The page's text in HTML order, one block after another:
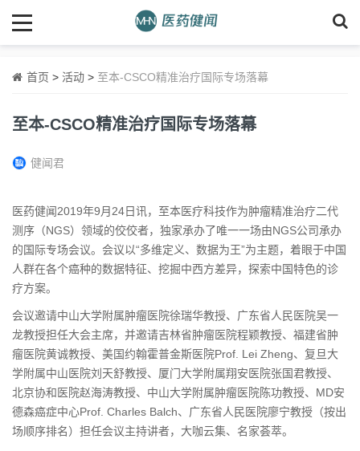
首页 > 活动 > 至本-CSCO精准治疗国际专场落幕
至本-CSCO精准治疗国际专场落幕
健闻君
医药健闻2019年9月24日讯，至本医疗科技作为肿瘤精准治疗二代
测序（NGS）领域的佼佼者，独家承办了唯一一场由NGS公司承办
的国际专场会议。会议以“多维定义、数据为王”为主题，着眼于中国
人群在各个癌种的数据特征、挖掘中西方差异，探索中国特色的诊
疗方案。
会议邀请中山大学附属肿瘤医院徐瑞华教授、广东省人民医院吴一
龙教授担任大会主席，并邀请吉林省肿瘤医院程颖教授、福建省肿
瘤医院黄诚教授、美国约翰霍普金斯医院Prof. Lei Zheng、复旦大
学附属中山医院刘天舒教授、厦门大学附属翔安医院张国君教授、
北京协和医院赵海涛教授、中山大学附属肿瘤医院陈功教授、MD安
德森癌症中心Prof. Charles Balch、广东省人民医院廖宁教授（按出
场顺序排名）担任会议主持讲者，大咖云集、名家荟萃。